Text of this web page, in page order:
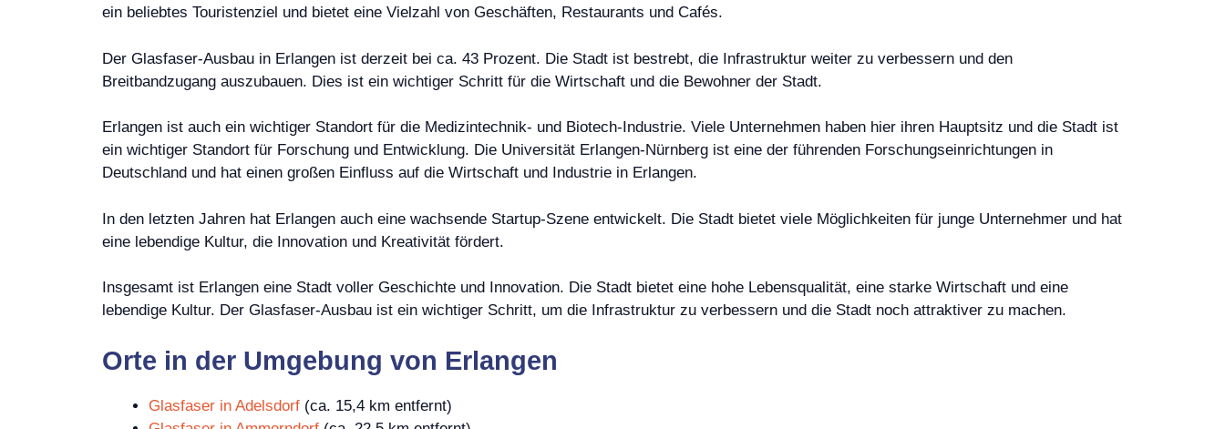
ein beliebtes Touristenziel und bietet eine Vielzahl von Geschäften, Restaurants und Cafés.
Der Glasfaser-Ausbau in Erlangen ist derzeit bei ca. 43 Prozent. Die Stadt ist bestrebt, die Infrastruktur weiter zu verbessern und den
Breitbandzugang auszubauen. Dies ist ein wichtiger Schritt für die Wirtschaft und die Bewohner der Stadt.
Erlangen ist auch ein wichtiger Standort für die Medizintechnik- und Biotech-Industrie. Viele Unternehmen haben hier ihren Hauptsitz und die Stadt ist
ein wichtiger Standort für Forschung und Entwicklung. Die Universität Erlangen-Nürnberg ist eine der führenden Forschungseinrichtungen in
Deutschland und hat einen großen Einfluss auf die Wirtschaft und Industrie in Erlangen.
In den letzten Jahren hat Erlangen auch eine wachsende Startup-Szene entwickelt. Die Stadt bietet viele Möglichkeiten für junge Unternehmer und hat
eine lebendige Kultur, die Innovation und Kreativität fördert.
Insgesamt ist Erlangen eine Stadt voller Geschichte und Innovation. Die Stadt bietet eine hohe Lebensqualität, eine starke Wirtschaft und eine
lebendige Kultur. Der Glasfaser-Ausbau ist ein wichtiger Schritt, um die Infrastruktur zu verbessern und die Stadt noch attraktiver zu machen.
Orte in der Umgebung von Erlangen
Glasfaser in Adelsdorf (ca. 15,4 km entfernt)